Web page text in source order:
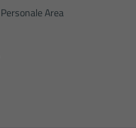
Personale Area